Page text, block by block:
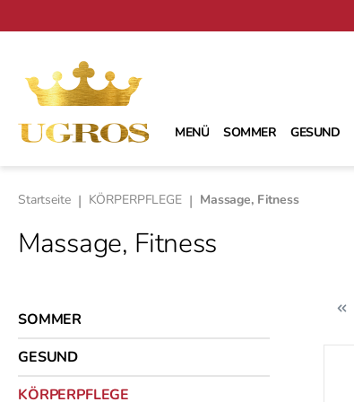
MENÜ SOMMER GESUND
Startseite | KÖRPERPFLEGE | Massage, Fitness
Massage, Fitness
SOMMER
GESUND
KÖRPERPFLEGE